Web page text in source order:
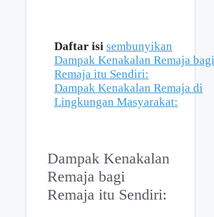
Daftar isi sembunyikan
Dampak Kenakalan Remaja bagi
Remaja itu Sendiri:
Dampak Kenakalan Remaja di
Lingkungan Masyarakat:
Dampak Kenakalan
Remaja bagi
Remaja itu Sendiri: